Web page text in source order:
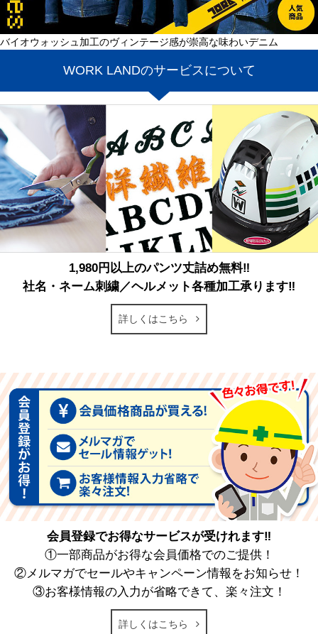
バイオウォッシュ加工のヴィンテージ感が崇高な味わいデニム
WORK LANDのサービスについて
1,980円以上のパンツ丈詰め無料‼
社名・ネーム刺繍／ヘルメット各種加工承ります‼
詳しくはこちら
会員登録でお得なサービスが受けれます‼
①一部商品がお得な会員価格でのご提供！
②メルマガでセールやキャンペーン情報をお知らせ！
③お客様情報の入力が省略できて、楽々注文！
詳しくはこちら